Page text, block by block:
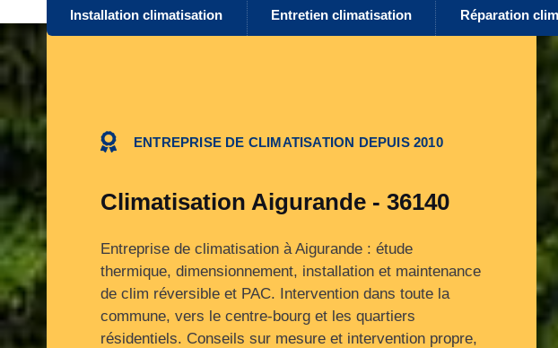
Installation climatisation Entretien climatisation Réparation
ENTREPRISE DE CLIMATISATION DEPUIS 2010
Climatisation Aigurande - 36140
Entreprise de climatisation à Aigurande : étude
thermique, dimensionnement, installation et maintenance
de clim réversible et PAC. Intervention dans toute la
commune, vers le centre‑bourg et les quartiers
résidentiels. Conseils sur mesure et intervention propre,